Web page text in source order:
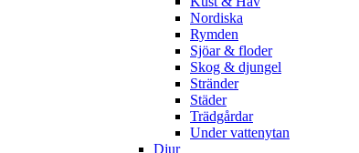
Nordiska
Rymden
Sjöar & floder
Skog & djungel
Stränder
Städer
Trädgårdar
Under vattenytan
Djur